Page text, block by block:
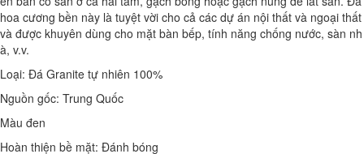
hoa cương bền này là tuyệt vời cho cả các dự án nội thất và ngoại thất
và được khuyên dùng cho mặt bàn bếp, tính năng chống nước, sàn nh
à, v.v.
Loại: Đá Granite tự nhiên 100%
Nguồn gốc: Trung Quốc
Màu đen
Hoàn thiện bề mặt: Đánh bóng